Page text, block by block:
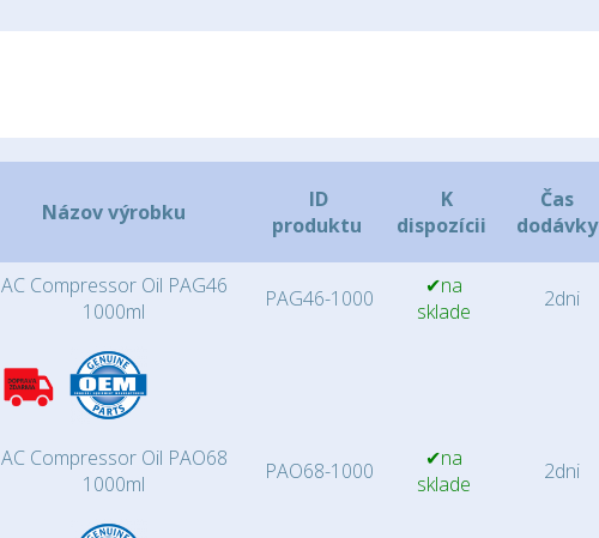
Názov výrobku
ID
produktu
K
dispozícii
Čas
dodávky
AC Compressor Oil PAG46
1000ml
PAG46-1000
✔na
sklade
2dni
AC Compressor Oil PAO68
1000ml
PAO68-1000
✔na
sklade
2dni